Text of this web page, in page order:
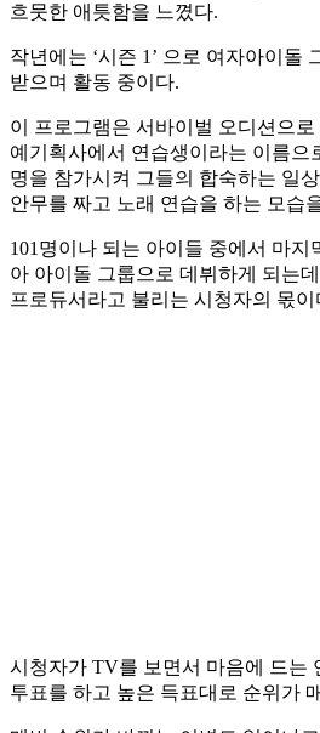
흐뭇한 애틋함을 느꼈다.
작년에는 ‘시즌 1’ 으로 여자아이돌
받으며 활동 중이다.
이 프로그램은 서바이벌 오디션으
예기획사에서 연습생이라는 이름으
명을 참가시켜 그들의 합숙하는 일
안무를 짜고 노래 연습을 하는 모습
101명이나 되는 아이들 중에서 마지
아 아이돌 그룹으로 데뷔하게 되는
프로듀서라고 불리는 시청자의 몫이
시청자가 TV를 보면서 마음에 드는
투표를 하고 높은 득표대로 순위가